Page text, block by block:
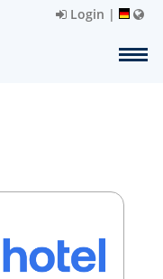
Login |